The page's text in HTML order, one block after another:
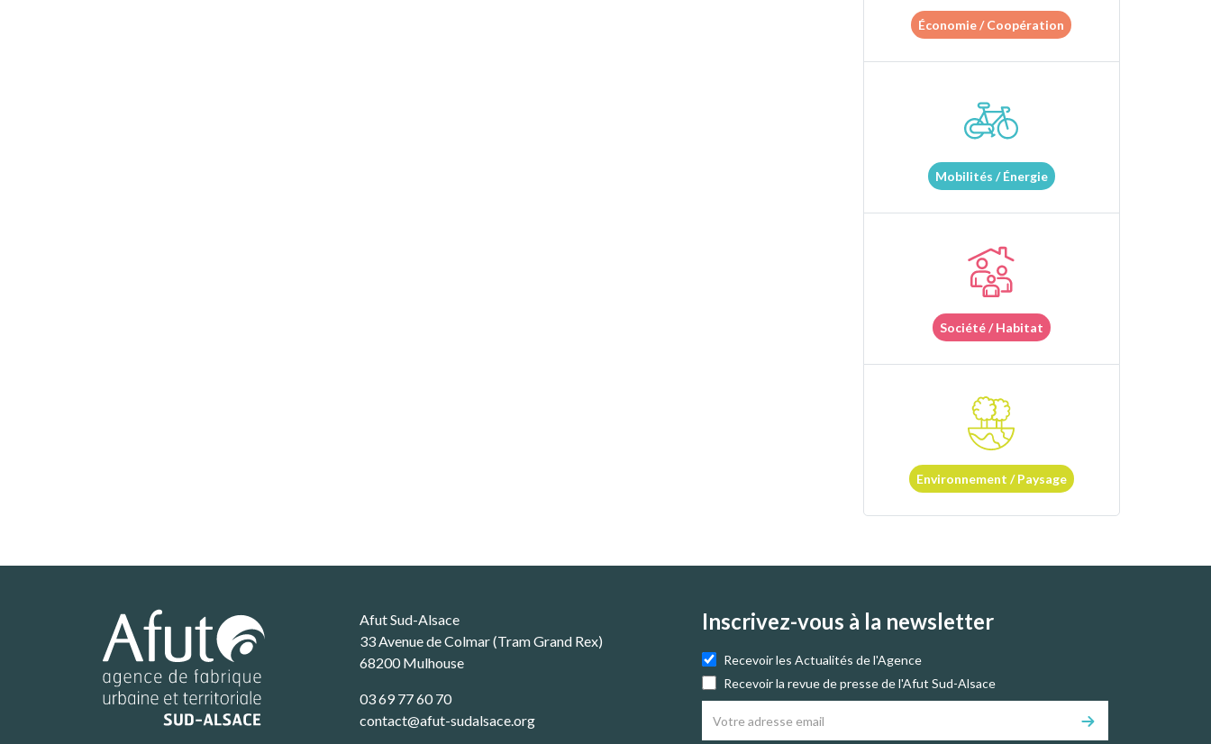
Économie / Coopération
Mobilités / Énergie
Société / Habitat
Environnement / Paysage
Afut Sud-Alsace
33 Avenue de Colmar (Tram Grand Rex)
68200 Mulhouse
03 69 77 60 70
contact@afut-sudalsace.org
Inscrivez-vous à la newsletter
Recevoir les Actualités de l'Agence
Recevoir la revue de presse de l'Afut Sud-Alsace